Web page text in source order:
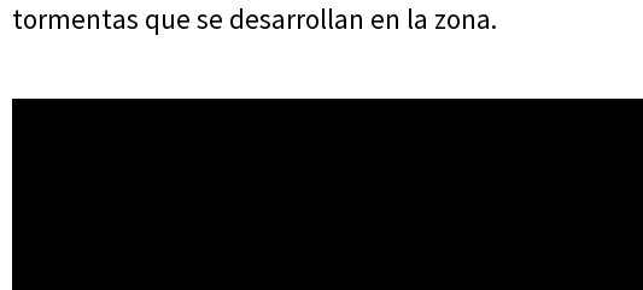
tormentas que se desarrollan en la zona.